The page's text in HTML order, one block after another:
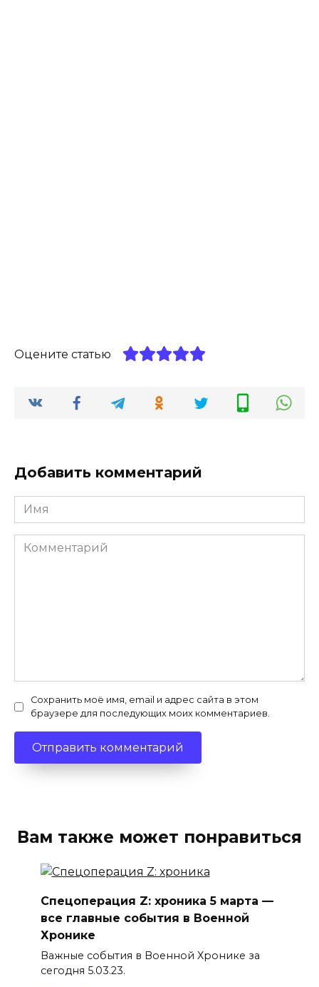
Оцените статью
Добавить комментарий
Имя
*
Комментарий
Сохранить моё имя, email и адрес сайта в этом
браузере для последующих моих комментариев.
Вам также может понравиться
Спецоперация Z: хроника 5 марта —
все главные события в Военной
Хронике
Важные события в Военной Хронике за
сегодня 5.03.23.